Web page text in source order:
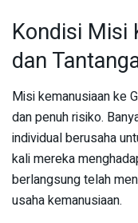
Kondisi Misi
dan
Misi kemanusiaan ke
dan penuh risiko.
individual berusaha
kali mereka
berlangsung telah
usaha kemanusiaan.